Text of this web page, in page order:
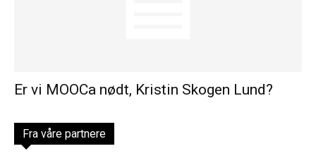
Er vi MOOCa nødt, Kristin Skogen Lund?
Fra våre partnere